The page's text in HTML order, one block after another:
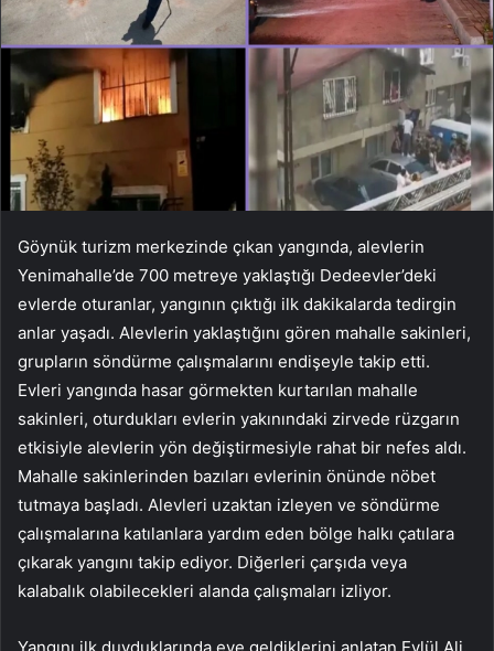
Göynük turizm merkezinde çıkan yangında, alevlerin
Yenimahalle’de 700 metreye yaklaştığı Dedeevler’deki
evlerde oturanlar, yangının çıktığı ilk dakikalarda tedirgin
anlar yaşadı. Alevlerin yaklaştığını gören mahalle sakinleri,
grupların söndürme çalışmalarını endişeyle takip etti.
Evleri yangında hasar görmekten kurtarılan mahalle
sakinleri, oturdukları evlerin yakınındaki zirvede rüzgarın
etkisiyle alevlerin yön değiştirmesiyle rahat bir nefes aldı.
Mahalle sakinlerinden bazıları evlerinin önünde nöbet
tutmaya başladı. Alevleri uzaktan izleyen ve söndürme
çalışmalarına katılanlara yardım eden bölge halkı çatılara
çıkarak yangını takip ediyor. Diğerleri çarşıda veya
kalabalık olabilecekleri alanda çalışmaları izliyor.
Yangını ilk duyduklarında eve geldiklerini anlatan Eylül Ali,